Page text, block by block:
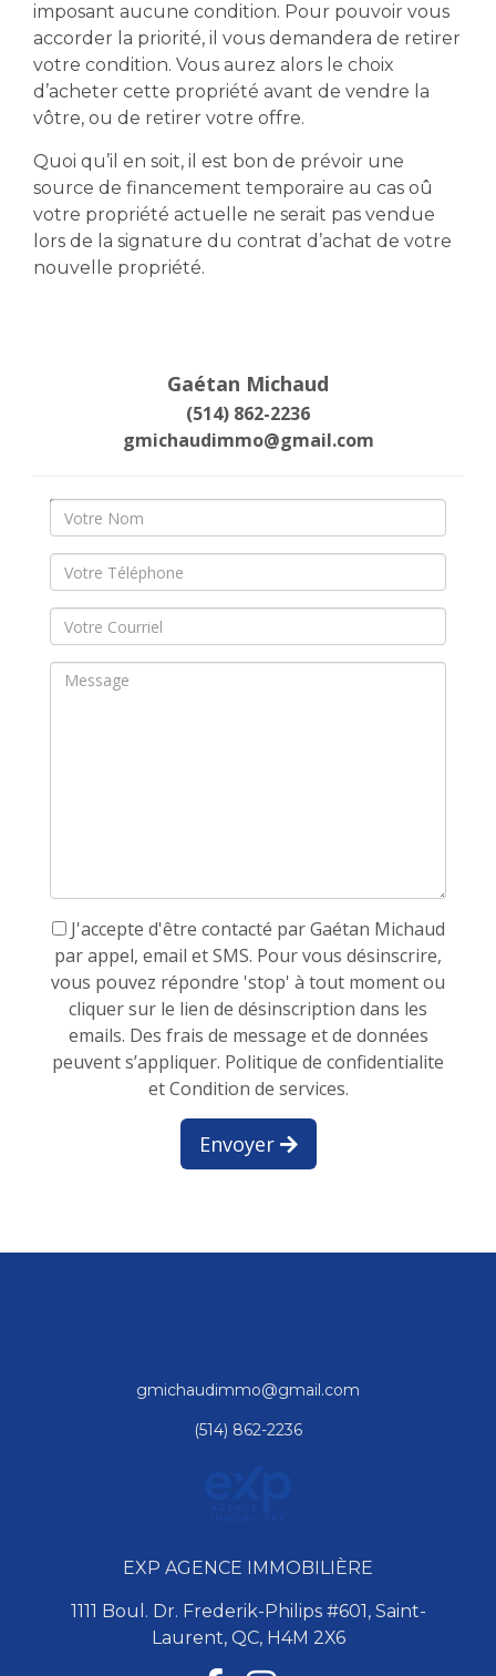
imposant aucune condition. Pour pouvoir vous
accorder la priorité, il vous demandera de retirer
votre condition. Vous aurez alors le choix
d’acheter cette propriété avant de vendre la
vôtre, ou de retirer votre offre.
Quoi qu’il en soit, il est bon de prévoir une
source de financement temporaire au cas oû
votre propriété actuelle ne serait pas vendue
lors de la signature du contrat d’achat de votre
nouvelle propriété.
Gaétan Michaud
(514) 862-2236
gmichaudimmo@gmail.com
J'accepte d'être contacté par Gaétan Michaud
par appel, email et SMS. Pour vous désinscrire,
vous pouvez répondre 'stop' à tout moment ou
cliquer sur le lien de désinscription dans les
emails. Des frais de message et de données
peuvent s’appliquer. Politique de confidentialite
et Condition de services.
Envoyer
gmichaudimmo@gmail.com
(514) 862-2236
EXP AGENCE IMMOBILIÈRE
1111 Boul. Dr. Frederik-Philips #601, Saint-
Laurent, QC, H4M 2X6